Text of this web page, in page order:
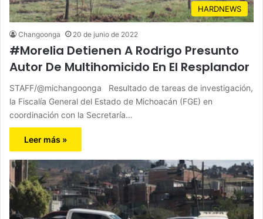
HARDNEWS
Changoonga 20 de junio de 2022
#Morelia Detienen A Rodrigo Presunto
Autor De Multihomicido En El Resplandor
STAFF/@michangoonga Resultado de tareas de investigación,
la Fiscalía General del Estado de Michoacán (FGE) en
coordinación con la Secretaría…
Leer más »